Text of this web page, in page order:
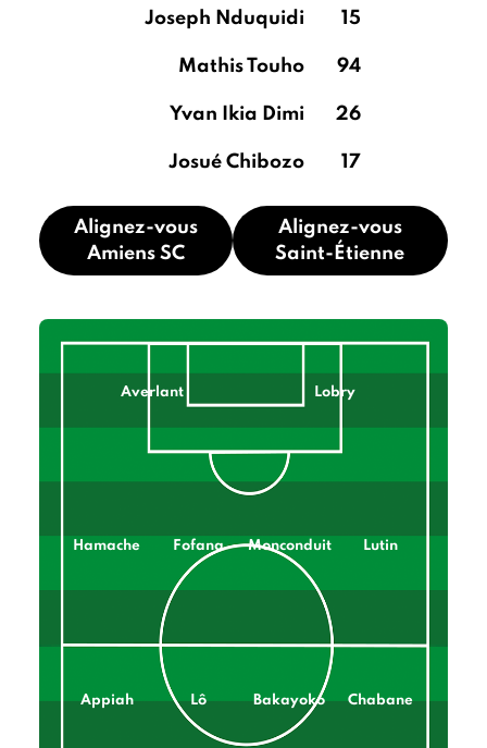
Joseph Nduquidi 15
Mathis Touho 94
Yvan Ikia Dimi 26
Josué Chibozo 17
Alignez-vous
Amiens SC
Alignez-vous
Saint-Étienne
Averlant Lobry
Hamache Fofana Monconduit Lutin
Appiah Lô Bakayoko Chabane